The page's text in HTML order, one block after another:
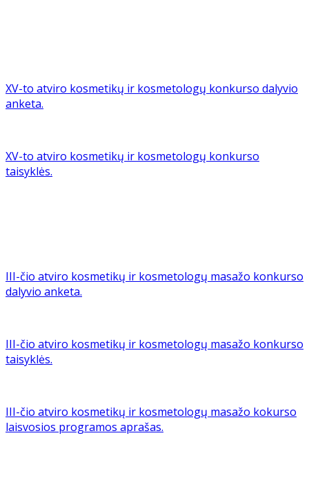
XV-to atviro kosmetikų ir kosmetologų konkurso dalyvio
anketa.
XV-to atviro kosmetikų ir kosmetologų konkurso
taisyklės.
III-čio atviro kosmetikų ir kosmetologų masažo konkurso
dalyvio anketa.
III-čio atviro kosmetikų ir kosmetologų masažo konkurso
taisyklės.
III-čio atviro kosmetikų ir kosmetologų masažo kokurso
laisvosios programos aprašas.